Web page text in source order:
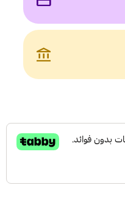
account_balance